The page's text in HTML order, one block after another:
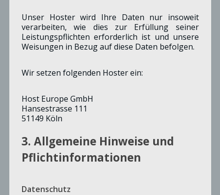
Hoch, Ute
BEISITZER
Unser Hoster wird Ihre Daten nur insoweit
verarbeiten, wie dies zur Erfüllung seiner
Leistungspflichten erforderlich ist und unsere
Weisungen in Bezug auf diese Daten befolgen.
Wir setzen folgenden Hoster ein:
Host Europe GmbH
Hansestrasse 111
51149 Köln
3. Allgemeine Hinweise und
Pflicht­informationen
Datenschutz